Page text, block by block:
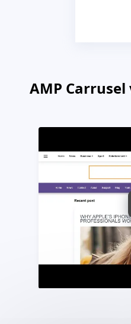
AMP Carrusel